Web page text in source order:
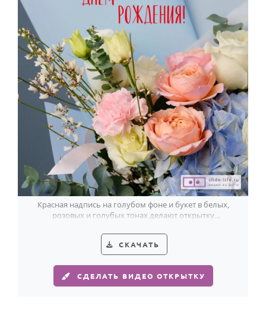
Красная надпись на голубом фоне и букет в белых,
розовых и голубых тонах делают открытку
СКАЧАТЬ
СДЕЛАТЬ ВИДЕО ОТКРЫТКУ